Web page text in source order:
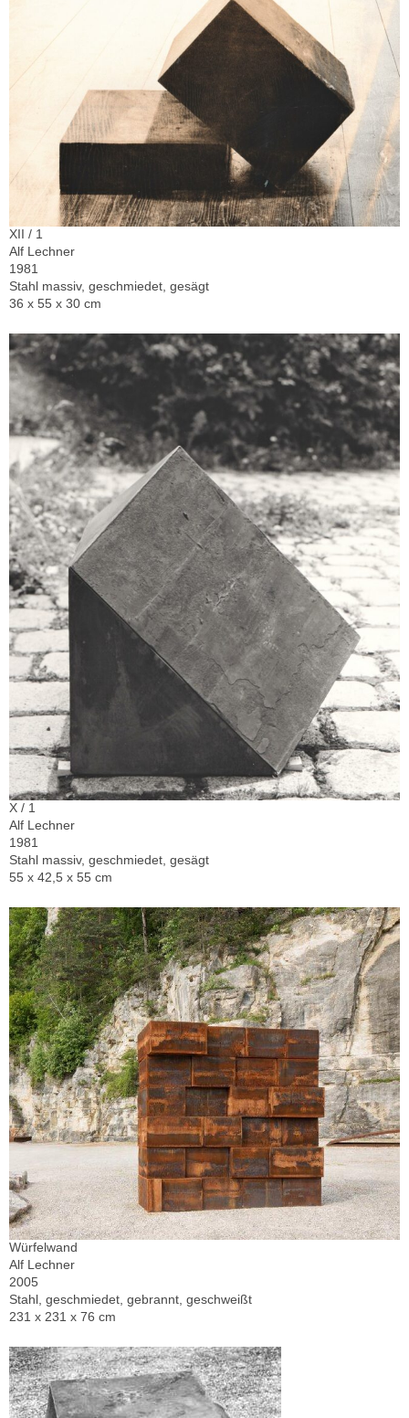
XII / 1
Alf Lechner
1981
Stahl massiv, geschmiedet, gesägt
36 x 55 x 30 cm
X / 1
Alf Lechner
1981
Stahl massiv, geschmiedet, gesägt
55 x 42,5 x 55 cm
Würfelwand
Alf Lechner
2005
Stahl, geschmiedet, gebrannt, geschweißt
231 x 231 x 76 cm